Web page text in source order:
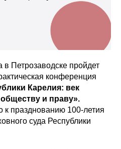
Петрозаводске пройдет
конференция
Карелия: век
и праву».
к празднованию 100-летия
суда Республики